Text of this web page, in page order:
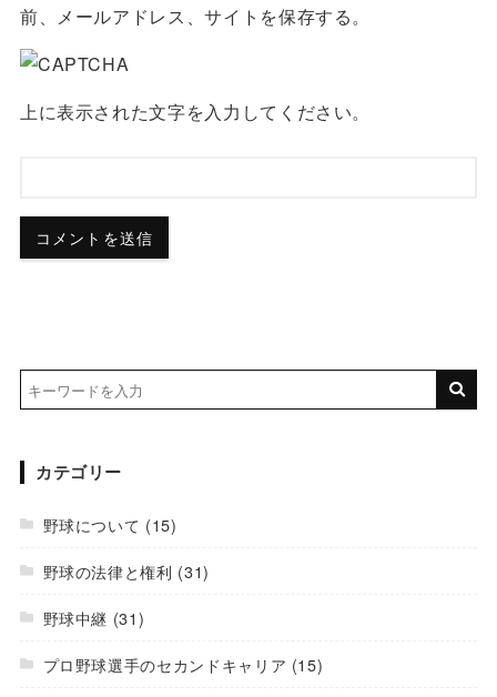
前、メールアドレス、サイトを保存する。
上に表示された文字を入力してください。
カテゴリー
野球について (15)
野球の法律と権利 (31)
野球中継 (31)
プロ野球選手のセカンドキャリア (15)